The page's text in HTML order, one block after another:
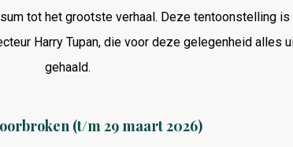
tot het grootste verhaal. Deze tentoonstelling
Harry Tupan, die voor deze gelegenheid alles
gehaald.
(t/m 29 maart 2026)